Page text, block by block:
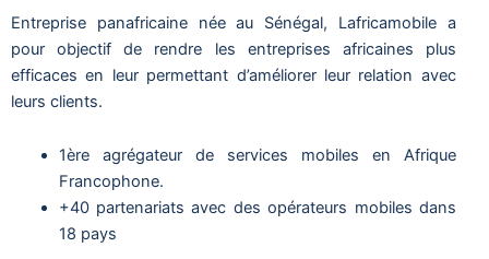
Entreprise panafricaine née au Sénégal, Lafricamobile a
pour objectif de rendre les entreprises africaines plus
efficaces en leur permettant d’améliorer leur relation avec
leurs clients.
1ère agrégateur de services mobiles en Afrique
Francophone.
+40 partenariats avec des opérateurs mobiles dans
18 pays